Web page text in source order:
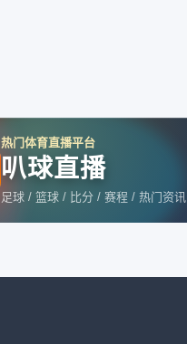
热门体育直播平台
叭球直播
足球 / 篮球 / 比分 / 赛程 / 热门资讯